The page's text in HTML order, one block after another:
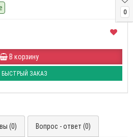
0
В корзину
БЫСТРЫЙ ЗАКАЗ
(0) Вопрос - ответ (0)